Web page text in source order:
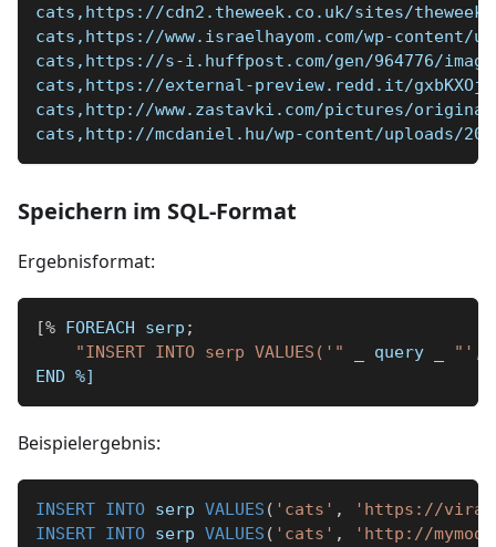
cats,https://cdn2.theweek.co.uk/sites/theweek/
cats,https://www.israelhayom.com/wp-content/
cats,https://s-i.huffpost.com/gen/964776/
cats,https://external-preview.redd.it/gxbKXOj-
cats,http://www.zastavki.com/pictures/originals/
cats,http://mcdaniel.hu/wp-content/uploads/
Speichern im SQL-Format
Ergebnisformat:
[% FOREACH serp ;
"INSERT INTO serp VALUES('"
query
"',
END %]
Beispielergebnis:
INSERT INTO serp VALUES ( 'cats' ,
'https://
INSERT INTO serp VALUES ( 'cats' ,
'http://